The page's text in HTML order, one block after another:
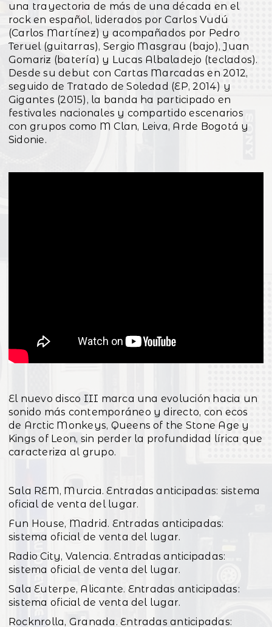
una trayectoria de más de una década en el
rock en español, liderados por Carlos Vudú
(Carlos Martínez) y acompañados por Pedro
Teruel (guitarras), Sergio Masgrau (bajo), Juan
Gomariz (batería) y Lucas Albaladejo (teclados).
Desde su debut con Cartas Marcadas en 2012,
seguido de Tratado de Soledad (EP, 2014) y
Gigantes (2015), la banda ha participado en
festivales nacionales y compartido escenarios
con grupos como M Clan, Leiva, Arde Bogotá y
Sidonie.
El nuevo disco III marca una evolución hacia un
sonido más contemporáneo y directo, con ecos
de Arctic Monkeys, Queens of the Stone Age y
Kings of Leon, sin perder la profundidad lírica que
caracteriza al grupo.
Sala REM, Murcia. Entradas anticipadas: sistema
oficial de venta del lugar.
Fun House, Madrid. Entradas anticipadas:
sistema oficial de venta del lugar.
Radio City, Valencia. Entradas anticipadas:
sistema oficial de venta del lugar.
Sala Euterpe, Alicante. Entradas anticipadas:
sistema oficial de venta del lugar.
Rocknrolla, Granada. Entradas anticipadas: